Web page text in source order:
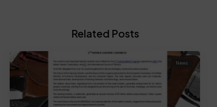
Related Posts
News